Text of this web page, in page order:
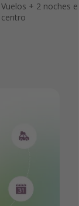
Vuelos + 2 noches
centro